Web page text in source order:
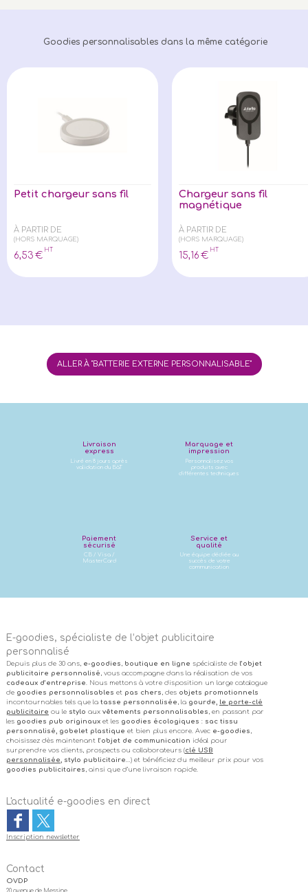
Goodies personnalisables dans la même catégorie
Petit chargeur sans fil
À PARTIR DE
(HORS MARQUAGE)
6,53 €
HT
Chargeur sans fil
magnétique
À PARTIR DE
(HORS MARQUAGE)
15,16 €
HT
ALLER À "BATTERIE EXTERNE PERSONNALISABLE"
Livraison
express
Livré en 8 jours après
validation du BàT
Marquage et
impression
Personnalisez vos
produits avec
différentes techniques
Paiement
sécurisé
CB / Visa /
MasterCard
Service et
qualité
Une équipe dédiée au
succès de votre
communication
E-goodies, spécialiste de l’objet publicitaire
personnalisé
Depuis plus de 30 ans, e-goodies , boutique en ligne spécialiste de l’objet
publicitaire personnalisé , vous accompagne dans la réalisation de vos
cadeaux d’entreprise. Nous mettons à votre disposition un large catalogue
de goodies personnalisables et pas chers , des objets promotionnels
incontournables tels que la tasse personnalisée , la gourde, le porte-clé
publicitaire ou le stylo aux vêtements personnalisables , en passant par
les goodies pub originauxet les goodies écologiques : sac tissu
personnalisé, gobelet plastique et bien plus encore. Avec e-goodies ,
choisissez dès maintenant l’objet de communication idéal pour
surprendre vos clients, prospects ou collaborateurs (clé USB
personnalisée, stylo publicitaire…) et bénéficiez du meilleur prix pour vos
goodies publicitaires , ainsi que d’une livraison rapide.
L'actualité e-goodies en direct
Inscription newsletter
Contact
OVDP